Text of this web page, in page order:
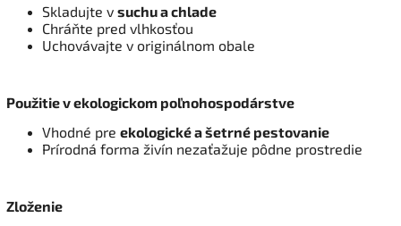
Skladujte v suchu a chlade
Chráňte pred vlhkosťou
Uchovávajte v originálnom obale
Použitie v ekologickom poľnohospodárstve
Vhodné pre ekologické a šetrné pestovanie
Prírodná forma živín nezaťažuje pôdne prostredie
Zloženie